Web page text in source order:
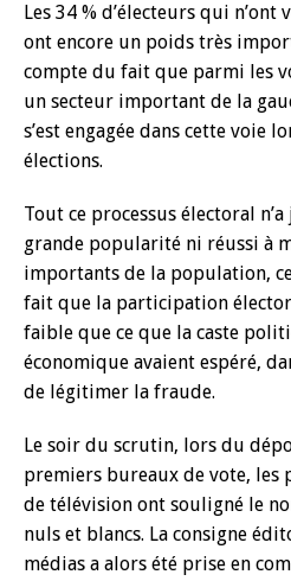
Les 34 % d’électeurs qui
ont encore un poids très
compte du fait que parmi les
un secteur important de la
s’est engagée dans cette voie
élections.
Tout ce processus électoral
grande popularité ni réussi à
importants de la population,
fait que la participation
faible que ce que la caste
économique avaient espéré,
de légitimer la fraude.
Le soir du scrutin, lors du
premiers bureaux de vote, les
de télévision ont souligné le
nuls et blancs. La consigne
médias a alors été prise en